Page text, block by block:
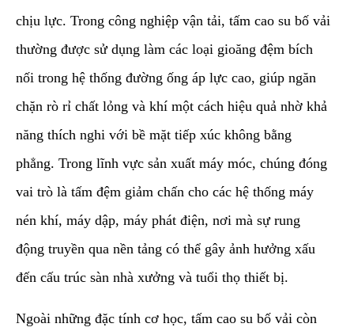
chịu lực. Trong công nghiệp vận tải, tấm cao su bố vải
thường được sử dụng làm các loại gioăng đệm bích
nối trong hệ thống đường ống áp lực cao, giúp ngăn
chặn rò rỉ chất lỏng và khí một cách hiệu quả nhờ khả
năng thích nghi với bề mặt tiếp xúc không bằng
phẳng. Trong lĩnh vực sản xuất máy móc, chúng đóng
vai trò là tấm đệm giảm chấn cho các hệ thống máy
nén khí, máy dập, máy phát điện, nơi mà sự rung
động truyền qua nền tảng có thể gây ảnh hưởng xấu
đến cấu trúc sàn nhà xưởng và tuổi thọ thiết bị.
​Ngoài những đặc tính cơ học, tấm cao su bố vải còn